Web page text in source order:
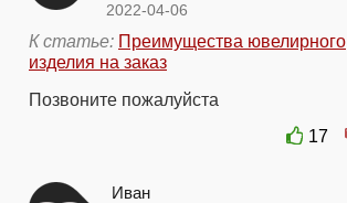
2022-04-06
К статье: Преимущества ювелирного
изделия на заказ
Позвоните пожалуйста
17
Иван